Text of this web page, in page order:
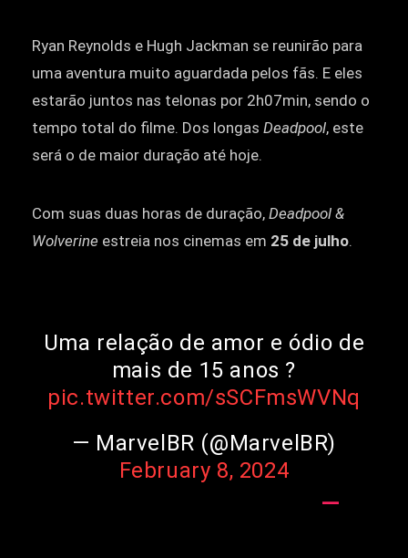
Ryan Reynolds e Hugh Jackman se reunirão para
uma aventura muito aguardada pelos fãs. E eles
estarão juntos nas telonas por 2h07min, sendo o
tempo total do filme. Dos longas Deadpool, este
será o de maior duração até hoje.
Com suas duas horas de duração, Deadpool &
Wolverine estreia nos cinemas em 25 de julho.
Uma relação de amor e ódio de
mais de 15 anos ?
pic.twitter.com/sSCFmsWVNq
— MarvelBR (@MarvelBR)
February 8, 2024